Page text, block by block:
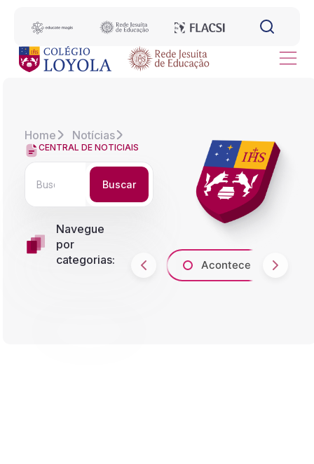
Home Notícias
CENTRAL DE NOTICIAIS
Buscar
Navegue
por
categorias:
Acontece